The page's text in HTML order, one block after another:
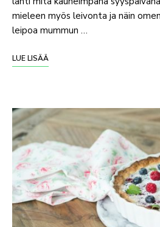
mieleen myös leivonta ja näin
leipoa mummun …
LUE LISÄÄ